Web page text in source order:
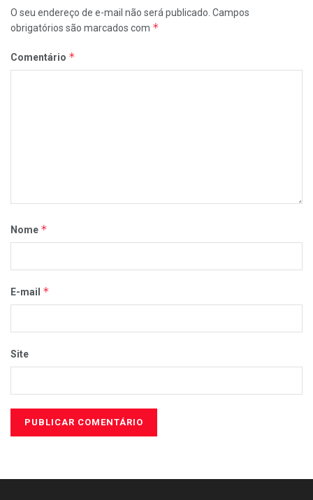
O seu endereço de e-mail não será publicado. Campos
obrigatórios são marcados com *
Comentário *
Nome *
E-mail *
Site